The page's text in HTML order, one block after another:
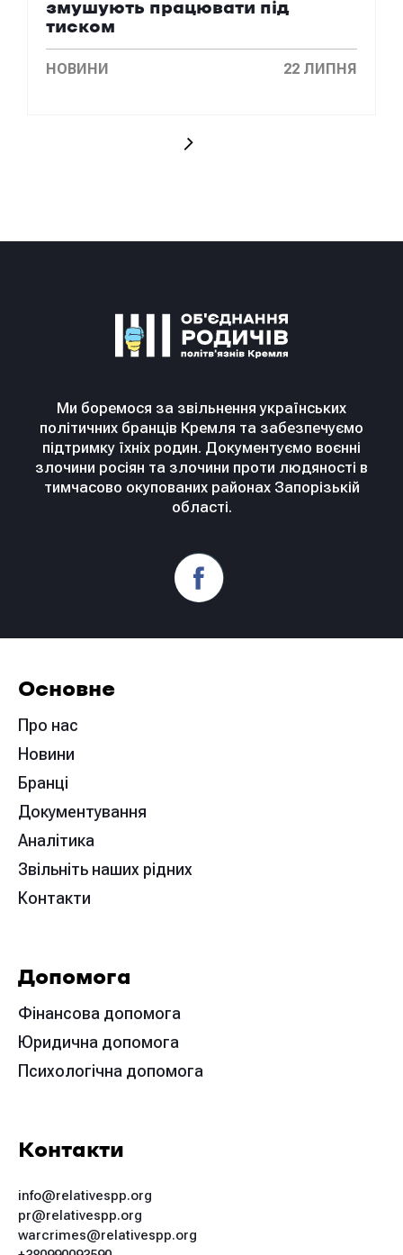
змушують працювати під
тиском
НОВИНИ 22 ЛИПНЯ
Ми боремося за звільнення українських
політичних бранців Кремля та забезпечуємо
підтримку їхніх родин. Документуємо воєнні
злочини росіян та злочини проти людяності в
тимчасово окупованих районах Запорізькій
області.
Основне
Про нас
Новини
Бранці
Документування
Аналітика
Звільніть наших рідних
Контакти
Допомога
Фінансова допомога
Юридична допомога
Психологічна допомога
Контакти
info@relativespp.org
pr@relativespp.org
warcrimes@relativespp.org